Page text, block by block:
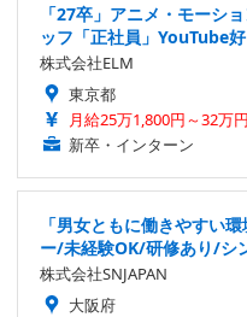
「27卒」アニメ・モーシ
ッフ「正社員」YouTube
株式会社ELM
東京都
月給25万1,800円～32万円
新卒・インターン
「男女ともに働きやすい
ー/未経験OK/研修あり/シ
株式会社SNJAPAN
大阪府